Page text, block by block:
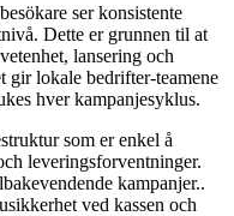
ser konsistente
Dette er grunnen til at
lansering och
gir lokale bedrifter-teamene
hver kampanjesyklus.
som er enkel å
leveringsforventninger.
kampanjer..
ved kassen och